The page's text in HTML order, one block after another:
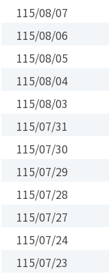
115/08/07
115/08/06
115/08/05
115/08/04
115/08/03
115/07/31
115/07/30
115/07/29
115/07/28
115/07/27
115/07/24
115/07/23